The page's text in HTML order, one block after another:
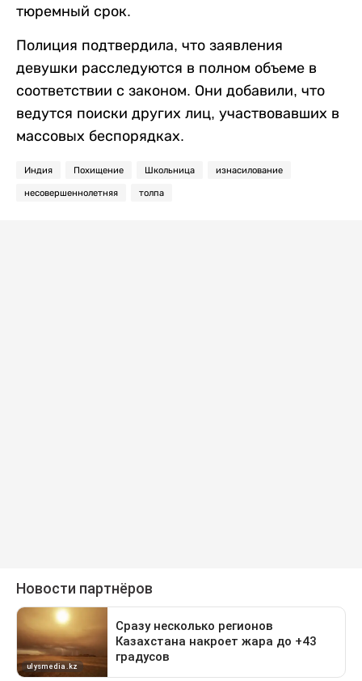
тюремный срок.
Полиция подтвердила, что заявления
девушки расследуются в полном объеме в
соответствии с законом. Они добавили, что
ведутся поиски других лиц, участвовавших в
массовых беспорядках.
Индия Похищение Школьница изнасилование
несовершеннолетняя толпа